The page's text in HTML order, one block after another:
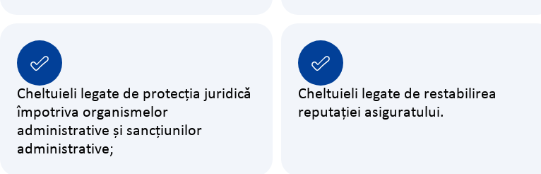
Cheltuieli legate de protecția juridică
împotriva organismelor
administrative și sancțiunilor
administrative;
Cheltuieli legate de restabilirea
reputației asiguratului.